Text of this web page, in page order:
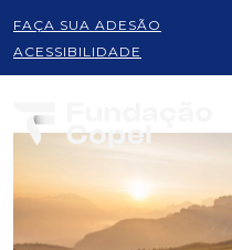
FAÇA SUA ADESÃO
ACESSIBILIDADE